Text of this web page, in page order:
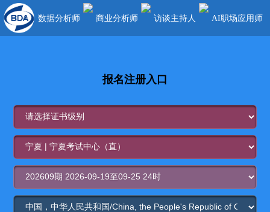
数据分析师 商业分析师 访谈主持人 AI职场应用师
报名注册入口